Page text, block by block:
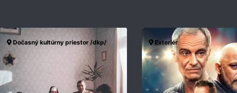
Dočasný kultúrny priestor /dkp/ Exteriér